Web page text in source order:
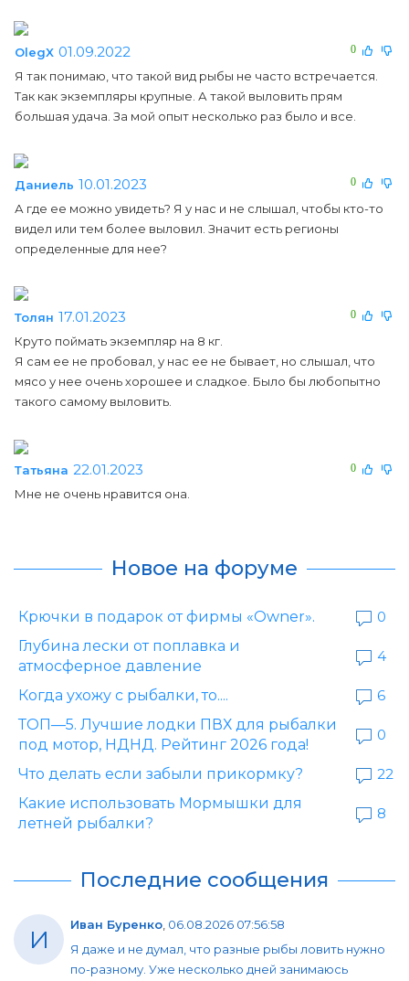
0
OlegX 01.09.2022
Я так понимаю, что такой вид рыбы не часто встречается.
Так как экземпляры крупные. А такой выловить прям
большая удача. За мой опыт несколько раз было и все.
0
Даниель 10.01.2023
А где ее можно увидеть? Я у нас и не слышал, чтобы кто-то
видел или тем более выловил. Значит есть регионы
определенные для нее?
0
Толян 17.01.2023
Круто поймать экземпляр на 8 кг.
Я сам ее не пробовал, у нас ее не бывает, но слышал, что
мясо у нее очень хорошее и сладкое. Было бы любопытно
такого самому выловить.
0
Татьяна 22.01.2023
Мне не очень нравится она.
Новое на форуме
Крючки в подарок от фирмы «Owner».
0
Глубина лески от поплавка и
атмосферное давление
4
Когда ухожу с рыбалки, то....
6
ТОП—5. Лучшие лодки ПВХ для рыбалки
под мотор, НДНД. Рейтинг 2026 года!
0
Что делать если забыли прикормку?
22
Какие использовать Мормышки для
летней рыбалки?
8
Последние сообщения
И Иван Буренко, 06.08.2026 07:56:58
Я даже и не думал, что разные рыбы ловить нужно
по-разному. Уже несколько дней занимаюсь